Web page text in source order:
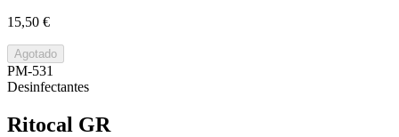
15,50 €
Agotado
PM-531
Desinfectantes
Ritocal GR